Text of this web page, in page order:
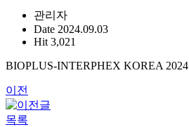
관리자
Date 2024.09.03
Hit 3,021
BIOPLUS-INTERPHEX KOREA 2024
이전
목록